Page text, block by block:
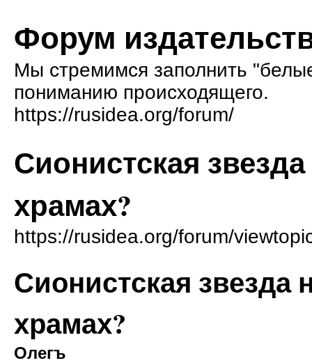
Форум
Мы стремимся заполнить
пониманию происходящего.
https://rusidea.org/forum/
Сионистская
храмах?
https://rusidea.org/forum/
Сионистская звезда
храмах?
Олегъ